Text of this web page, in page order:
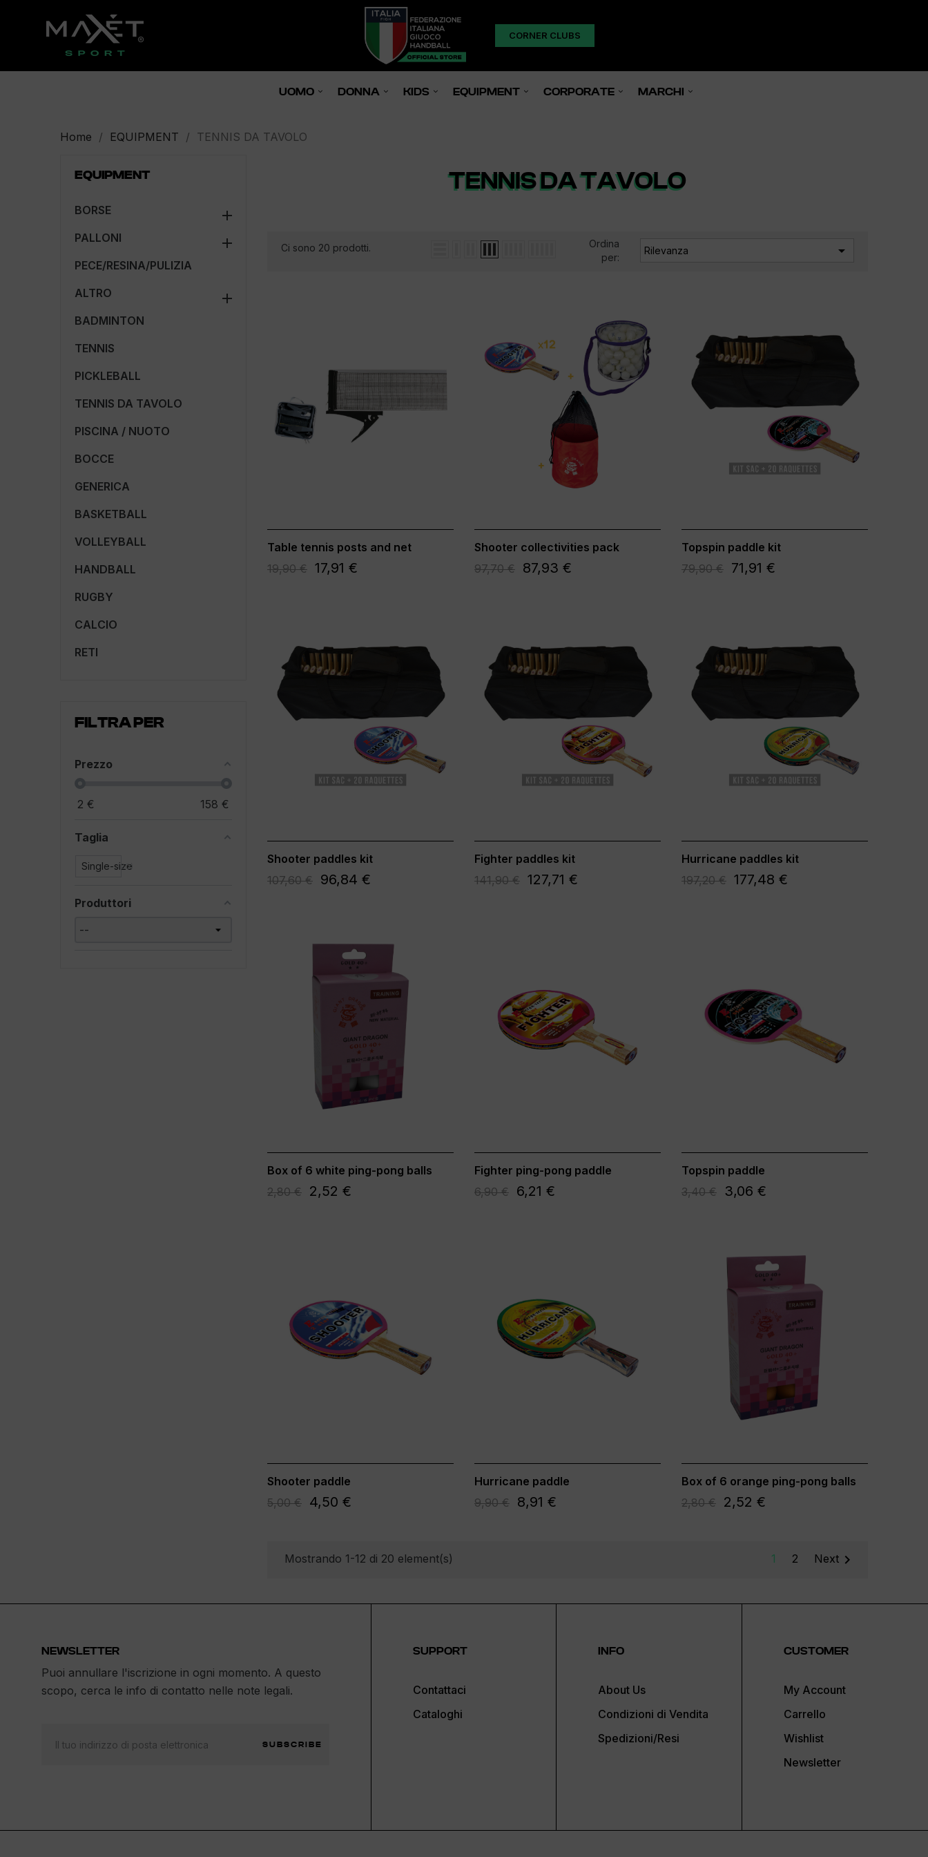
CORNER CLUBS
UOMO DONNA KIDS EQUIPMENT CORPORATE MARCHI
Home EQUIPMENT TENNIS DA TAVOLO
EQUIPMENT
BORSE 
PALLONI 
PECE/RESINA/PULIZIA
ALTRO

BADMINTON
TENNIS
PICKLEBALL
TENNIS DA TAVOLO
PISCINA / NUOTO
BOCCE
GENERICA
BASKETBALL
VOLLEYBALL
HANDBALL
RUGBY
CALCIO
RETI
FILTRA PER
Prezzo
2 € 158 €
Taglia
Single-size
20
Produttori
TENNIS DA TAVOLO
Ci sono 20 prodotti.
Ordina
per:
Rilevanza 
Table tennis posts and net
19,90 € 17,91 €
Shooter collectivities pack
97,70 €
87,93 €
Topspin paddle kit
79,90 €
71,91 €
Shooter paddles kit
107,60 € 96,84 €
Fighter paddles kit
141,90 € 127,71 €
Hurricane paddles kit
197,20 € 177,48 €
Box of 6 white ping-pong balls
2,80 € 2,52 €
Fighter ping-pong paddle
6,90 €
6,21 €
Topspin paddle
3,40 €
3,06 €
Shooter paddle
5,00 € 4,50 €
Hurricane paddle
9,90 €
8,91 €
Box of 6 orange ping-pong balls
2,80 €
2,52 €
Mostrando 1-12 di 20 element(s) 1 2 Next
NEWSLETTER
Puoi annullare l'iscrizione in ogni momento. A questo
scopo, cerca le info di contatto nelle note legali.
SUBSCRIBE
SUPPORT
Contattaci
Cataloghi
INFO
About Us
Condizioni di Vendita
Spedizioni/Resi
CUSTOMER
My Account
Carrello
Wishlist
Newsletter